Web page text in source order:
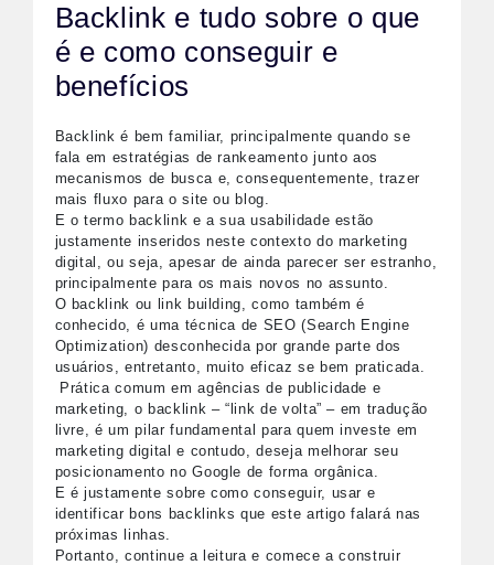
Backlink e tudo sobre o que
é e como conseguir e
benefícios
Backlink é bem familiar, principalmente quando se
fala em estratégias de rankeamento junto aos
mecanismos de busca e, consequentemente, trazer
mais fluxo para o site ou blog.
E o termo backlink e a sua usabilidade estão
justamente inseridos neste contexto do marketing
digital, ou seja, apesar de ainda parecer ser estranho,
principalmente para os mais novos no assunto.
O backlink ou link building, como também é
conhecido, é uma técnica de SEO (Search Engine
Optimization) desconhecida por grande parte dos
usuários, entretanto, muito eficaz se bem praticada.
Prática comum em agências de publicidade e
marketing, o backlink – “link de volta” – em tradução
livre, é um pilar fundamental para quem investe em
marketing digital e contudo, deseja melhorar seu
posicionamento no Google de forma orgânica.
E é justamente sobre como conseguir, usar e
identificar bons backlinks que este artigo falará nas
próximas linhas.
Portanto, continue a leitura e comece a construir